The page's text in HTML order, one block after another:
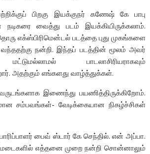
பிறகு இயக்குநர் கணேஷ் கே பாபு
நடிகரை வைத்து படம் இயக்கியிருக்கலாம்.
எக்ஸ்பிரிமென்டல் படத்தை புது முகங்களை
வந்ததற்கு நன்றி. இந்தப் படத்தின் மூலம் அவர்
பாடலாசிரியராகவும்
அதற்கும் எங்களது வாழ்த்துக்கள்.‌
இணைந்து பயணித்திருக்கிறோம்.
சம்பவங்கள்- வேடிக்கையான நிகழ்ச்சிகள்
பைவ் ஸ்டார் கே செந்தில். என் அப்பா.
எத்தனை முறை நன்றி சொன்னாலும்